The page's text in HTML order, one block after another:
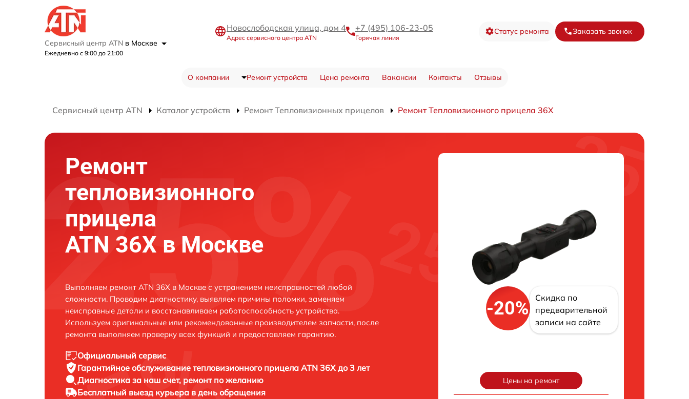
Сервисный центр ATN в Москве
Ежедневно с 9:00 до 21:00
Новослободская улица, дом 4
Адрес сервисного центра ATN
+7 (495) 106-23-05
Горячая линия
Статус ремонта Заказать звонок
О компании Ремонт устройств Цена ремонта Вакансии Контакты Отзывы
Сервисный центр ATN Каталог устройств Ремонт Тепловизионных прицелов Ремонт Тепловизионного прицела 36X
Ремонт
тепловизионного
прицела
ATN 36X в Москве
Выполняем ремонт ATN 36X в Москве с устранением неисправностей любой
сложности. Проводим диагностику, выявляем причины поломки, заменяем
неисправные детали и восстанавливаем работоспособность устройства.
Используем оригинальные или рекомендованные производителем запчасти, после
ремонта выполняем проверку всех функций и предоставляем гарантию.
Официальный сервис
Гарантийное обслуживание тепловизионного прицела ATN 36X до 3 лет
Диагностика за наш счет, ремонт по желанию
Бесплатный выезд курьера в день обращения
-20%
Скидка по
предварительной
записи на сайте
Цены на ремонт